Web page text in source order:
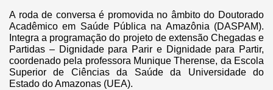
A roda de conversa é promovida no âmbito do Doutorado
Acadêmico em Saúde Pública na Amazônia (DASPAM).
Integra a programação do projeto de extensão Chegadas e
Partidas – Dignidade para Parir e Dignidade para Partir,
coordenado pela professora Munique Therense, da Escola
Superior de Ciências da Saúde da Universidade do
Estado do Amazonas (UEA).